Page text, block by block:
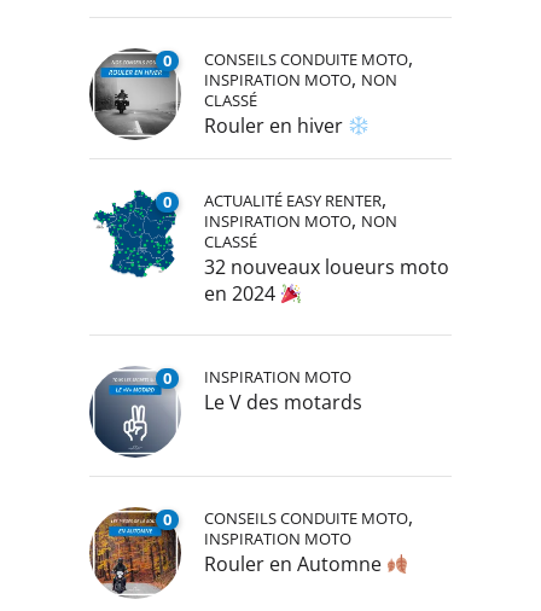
0 CONSEILS CONDUITE MOTO,
INSPIRATION MOTO, NON
CLASSÉ
Rouler en hiver
0 ACTUALITÉ EASY RENTER,
INSPIRATION MOTO, NON
CLASSÉ
32 nouveaux loueurs moto
en 2024
0 INSPIRATION MOTO
Le V des motards
0 CONSEILS CONDUITE MOTO,
INSPIRATION MOTO
Rouler en Automne